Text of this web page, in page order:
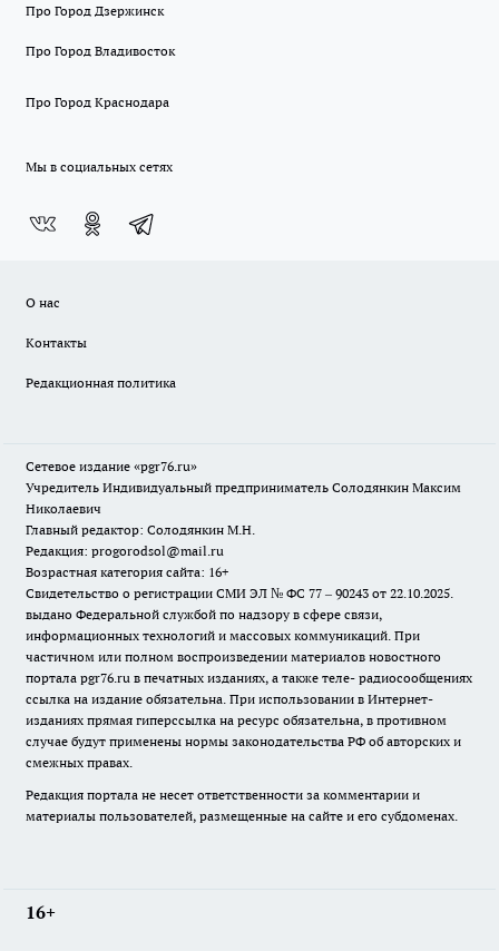
Про Город Дзержинск
Про Город Владивосток
Про Город Краснодара
Мы в социальных сетях
О нас
Контакты
Редакционная политика
Сетевое издание «pgr76.ru»
Учредитель Индивидуальный предприниматель Солодянкин Максим
Николаевич
Главный редактор: Солодянкин М.Н.
Редакция: progorodsol@mail.ru
Возрастная категория сайта: 16+
Свидетельство о регистрации СМИ ЭЛ № ФС 77 – 90243 от 22.10.2025.
выдано Федеральной службой по надзору в сфере связи,
информационных технологий и массовых коммуникаций. При
частичном или полном воспроизведении материалов новостного
портала pgr76.ru в печатных изданиях, а также теле- радиосообщениях
ссылка на издание обязательна. При использовании в Интернет-
изданиях прямая гиперссылка на ресурс обязательна, в противном
случае будут применены нормы законодательства РФ об авторских и
смежных правах.
Редакция портала не несет ответственности за комментарии и
материалы пользователей, размещенные на сайте и его субдоменах.
16+